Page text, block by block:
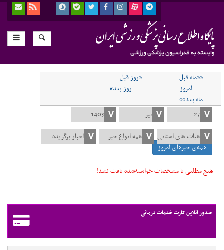
««ماه قبل
«روز قبل
امروز
روز بعد»
ماه بعد»»
همه‌ی خبرهای امروز
هیچ مطلبی با مشخصات خواسته‌شده یافت نشد!
صدور آنلاین کارت خدمات درمانی